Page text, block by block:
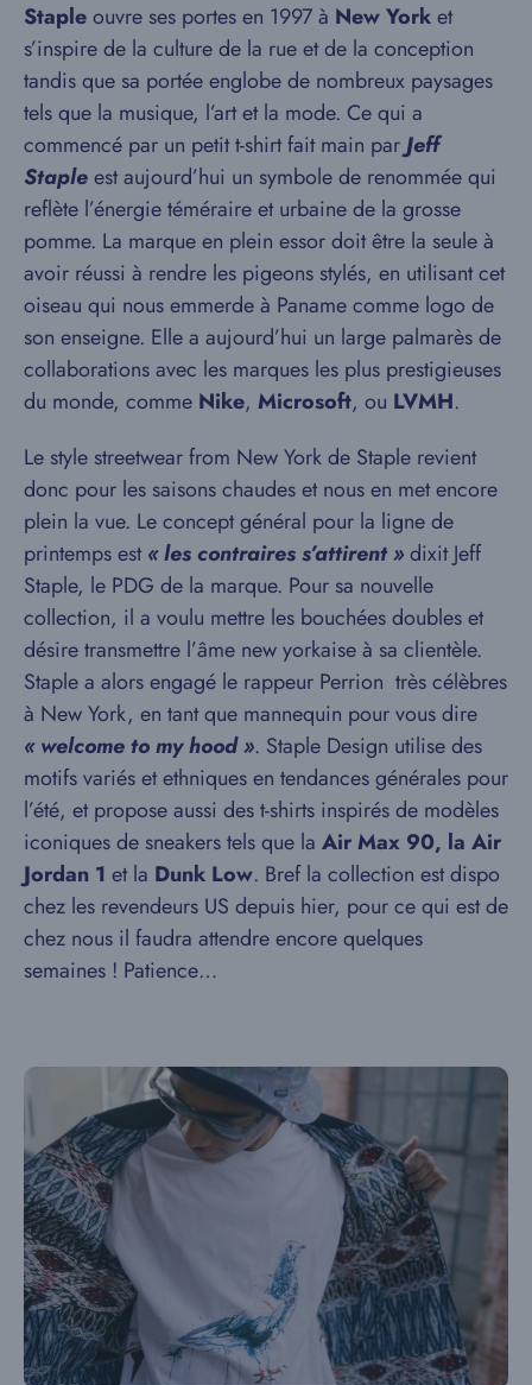
Stapleouvre ses portes en 1997 à New Yorket
s’inspire de la culture de la rue et de la conception
tandis que sa portée englobe de nombreux paysages
tels que la musique, l’art et la mode. Ce qui a
commencé par un petit t-shirt fait main parJeff
Stapleest aujourd’hui un symbole de renommée qui
reflète l’énergie téméraire et urbaine de la grosse
pomme. La marque en plein essor doit être la seule à
avoir réussi à rendre les pigeons stylés, en utilisant cet
oiseau qui nous emmerde à Paname comme logo de
son enseigne. Elle a aujourd’hui un large palmarès de
collaborations avec les marques les plus prestigieuses
du monde, comme Nike, Microsoft, ou LVMH.
Le style streetwear from New York de Staple revient
donc pour les saisons chaudes et nous en met encore
plein la vue. Le concept général pour la ligne de
printemps est« les contraires s’attirent »dixit Jeff
Staple, le PDG de la marque. Pour sa nouvelle
collection, il a voulu mettre les bouchées doubles et
désire transmettre l’âme new yorkaise à sa clientèle.
Staple a alors engagé le rappeur Perrion très célèbres
à New York, en tant que mannequin pour vous dire
« welcome to my hood ». Staple Design utilise des
motifs variés et ethniques en tendances générales pour
l’été, et propose aussi des t-shirts inspirés de modèles
iconiques de sneakers tels que la Air Max 90, la Air
Jordan 1 et la Dunk Low. Bref la collection est dispo
chez les revendeurs US depuis hier, pour ce qui est de
chez nous il faudra attendre encore quelques
semaines ! Patience…